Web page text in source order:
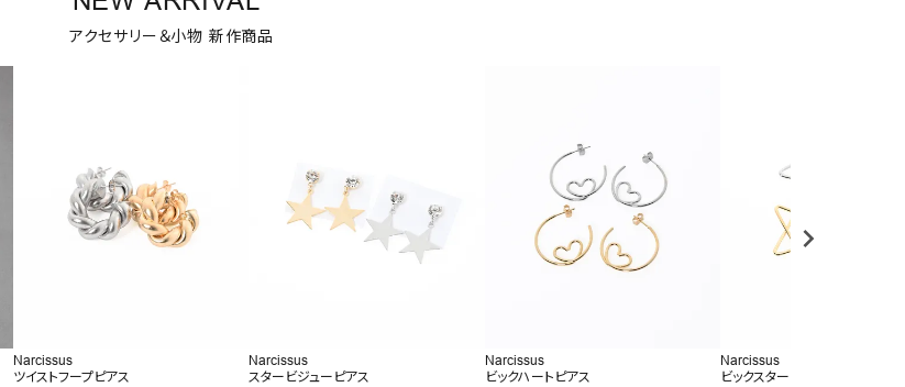
アクセサリー＆小物 新作商品
Narcissus
ツイストフープピアス
Narcissus
スタービジューピアス
Narcissus
ビックハートピアス
Narcissus
ビックスターピアス